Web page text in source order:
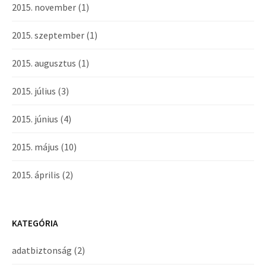
2015. november (1)
2015. szeptember (1)
2015. augusztus (1)
2015. július (3)
2015. június (4)
2015. május (10)
2015. április (2)
KATEGÓRIA
adatbiztonság (2)